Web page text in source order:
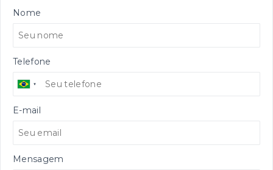
Nome
Telefone
E-mail
Mensagem